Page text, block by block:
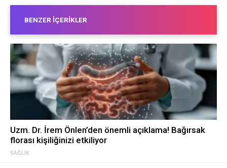
BENZER İÇERIKLER
SAĞLIK
Uzm. Dr. İrem Önlen’den önemli açıklama! Bağırsak
florası kişiliğinizi etkiliyor